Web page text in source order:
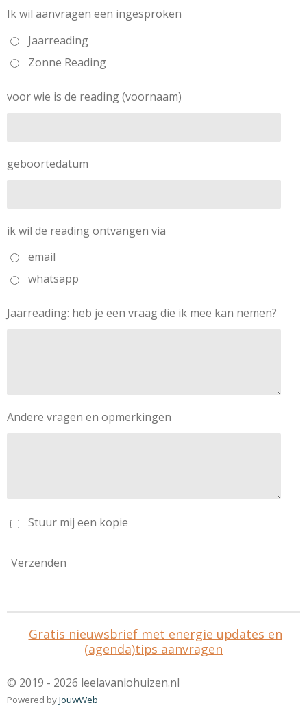
Ik wil aanvragen een ingesproken
Jaarreading
Zonne Reading
voor wie is de reading (voornaam)
geboortedatum
ik wil de reading ontvangen via
email
whatsapp
Jaarreading: heb je een vraag die ik mee kan nemen?
Andere vragen en opmerkingen
Stuur mij een kopie
Verzenden
Gratis nieuwsbrief met energie updates en
(agenda)tips aanvragen
© 2019 - 2026 leelavanlohuizen.nl
Powered byJouwWeb